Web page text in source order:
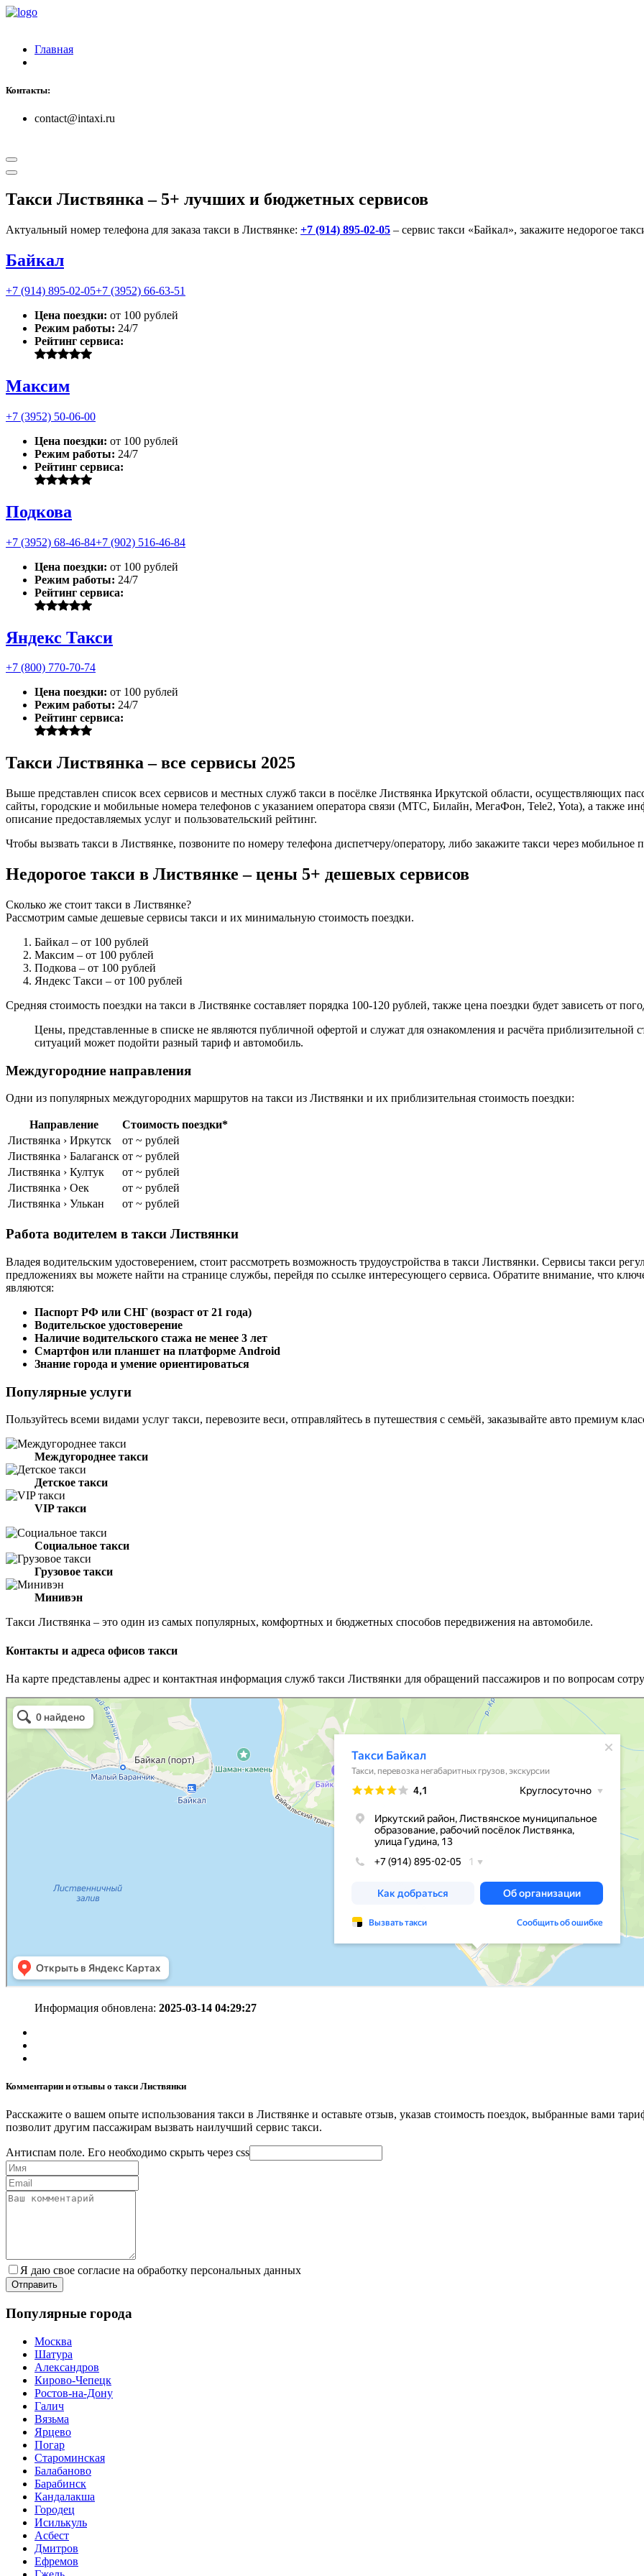
Главная
Контакты:
contact@intaxi.ru
Такси Листвянка– 5+ лучших и бюджетных сервисов
Актуальный номер телефона для заказа такси в Листвянке: +7 (914) 895-02-05 – сервис такси «Байкал», закажите недорогое
Байкал
+7 (914) 895-02-05+7 (3952) 66-63-51
Цена поездки: от 100 рублей
Режим работы: 24/7
Рейтинг сервиса:
Максим
+7 (3952) 50-06-00
Цена поездки: от 100 рублей
Режим работы: 24/7
Рейтинг сервиса:
Подкова
+7 (3952) 68-46-84+7 (902) 516-46-84
Цена поездки: от 100 рублей
Режим работы: 24/7
Рейтинг сервиса:
Яндекс Такси
+7 (800) 770-70-74
Цена поездки: от 100 рублей
Режим работы: 24/7
Рейтинг сервиса:
Такси Листвянка – все сервисы 2025
Выше представлен список всех сервисов и местных служб такси в посёлке Листвянка Иркутской области, осуществляющих
сайты, городские и мобильные номера телефонов с указанием оператора связи (МТС, Билайн, МегаФон, Tele2, Yota), а также
описание предоставляемых услуг и пользовательский рейтинг.
Чтобы вызвать такси в Листвянке, позвоните по номеру телефона диспетчеру/оператору, либо закажите такси через
Недорогое такси в Листвянке – цены 5+ дешевых сервисов
Сколько же стоит такси в Листвянке?
Рассмотрим самые дешевые сервисы такси и их минимальную стоимость поездки.
Байкал – от 100 рублей
Максим – от 100 рублей
Подкова – от 100 рублей
Яндекс Такси – от 100 рублей
Средняя стоимость поездки на такси в Листвянке составляет порядка 100-120 рублей, также цена поездки будет зависеть от
Цены, представленные в списке не являются публичной офертой и служат для ознакомления и расчёта
ситуаций может подойти разный тариф и автомобиль.
Междугородние направления
Одни из популярных междугородних маршрутов на такси из Листвянки и их приблизительная стоимость поездки:
Направление
Стоимость поездки*
Листвянка › Иркутск
от ~ рублей
Листвянка › Балаганск от ~ рублей
Листвянка › Култук
от ~ рублей
Листвянка › Оек
от ~ рублей
Листвянка › Улькан
от ~ рублей
Работа водителем в такси Листвянки
Владея водительским удостоверением, стоит рассмотреть возможность трудоустройства в такси Листвянки. Сервисы такси
предложениях вы можете найти на странице службы, перейдя по ссылке интересующего сервиса. Обратите внимание, что
являются:
Паспорт РФ или СНГ (возраст от 21 года)
Водительское удостоверение
Наличие водительского стажа не менее 3 лет
Смартфон или планшет на платформе Android
Знание города и умение ориентироваться
Популярные услуги
Пользуйтесь всеми видами услуг такси, перевозите веси, отправляйтесь в путешествия с семьёй, заказывайте авто премиум
Междугороднее такси
Детское такси
VIP такси
Социальное такси
Грузовое такси
Минивэн
Такси Листвянка – это один из самых популярных, комфортных и бюджетных способов передвижения на автомобиле.
Контакты и адреса офисов такси
На карте представлены адрес и контактная информация служб такси Листвянки для обращений пассажиров и по вопросам
Информация обновлена: 2025-03-14 04:29:27
Комментарии и отзывы о такси Листвянки
Расскажите о вашем опыте использования такси в Листвянке и оставьте отзыв, указав стоимость поездок, выбранные вами
позволит другим пассажирам вызвать наилучший сервис такси.
Антиспам поле. Его необходимо скрыть через css
Я даю свое согласие на обработку персональных данных
Популярные города
Москва
Шатура
Александров
Кирово-Чепецк
Ростов-на-Дону
Галич
Вязьма
Ярцево
Погар
Староминская
Балабаново
Барабинск
Кандалакша
Городец
Исилькуль
Асбест
Дмитров
Ефремов